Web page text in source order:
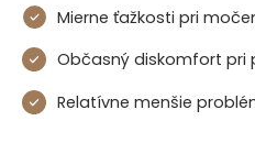
Mierne ťažkosti pri
Občasný diskomfort pri
Relatívne menšie